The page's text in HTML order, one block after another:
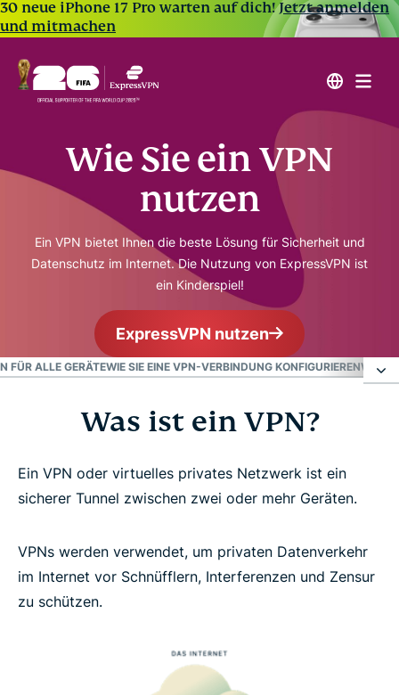
30 neue iPhone 17 Pro warten auf dich!Jetzt anmelden
und mitmachen
Wie Sie ein VPN
nutzen
Ein VPN bietet Ihnen die beste Lösung für Sicherheit und
Datenschutz im Internet. Die Nutzung von ExpressVPN ist
ein Kinderspiel!
ExpressVPN nutzen
FÜR ALLE GERÄTEWIE SIE EINE VPN-VERBINDUNG KONFIGURIERENWAS
Was ist ein VPN?
So verwenden Sie ein VPN in 3 einfachen
Schritten:
Ein VPN für alle Geräte
Wie Sie eine VPN-Verbindung konfigurieren
Was spricht für die Nutzung eines VPNs?
Was ist ein VPN?
Ein VPN oder virtuelles privates Netzwerk ist ein
sicherer Tunnel zwischen zwei oder mehr Geräten.
VPNs werden verwendet, um privaten Datenverkehr
im Internet vor Schnüfflern, Interferenzen und Zensur
zu schützen.